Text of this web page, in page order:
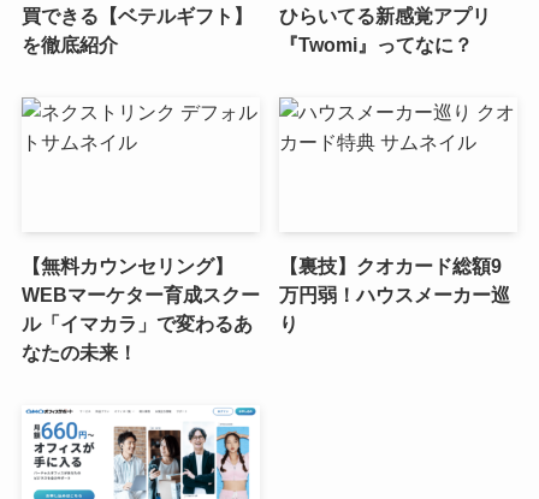
買できる【ベテルギフト】
を徹底紹介
ひらいてる新感覚アプリ
『Twomi』ってなに？
【無料カウンセリング】
WEBマーケター育成スクー
ル「イマカラ」で変わるあ
なたの未来！
【裏技】クオカード総額9
万円弱！ハウスメーカー巡
り